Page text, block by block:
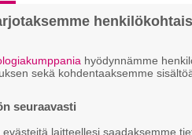
hyödynnämme
sekä kohdentaaksemme
seuraavasti
laitteellesi saadaksemme